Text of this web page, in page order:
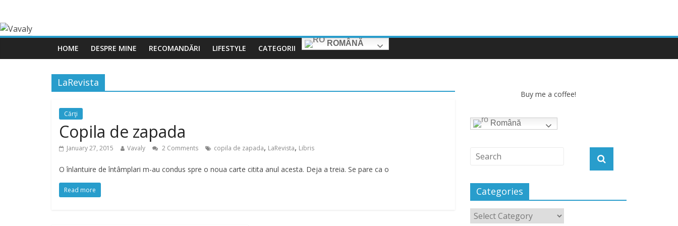
HOME DESPRE MINE RECOMANDĂRI LIFESTYLE CATEGORII
ROMÂNĂ
LaRevista
Cărţi
Copila de zapada
January 27, 2015 Vavaly 2 Comments copila de zapada, LaRevista, Libris
O înlantuire de întâmplari m-au condus spre o noua carte citita anul acesta. Deja a treia. Se pare ca o
Read more
Buy me a coffee!
Română
Categories